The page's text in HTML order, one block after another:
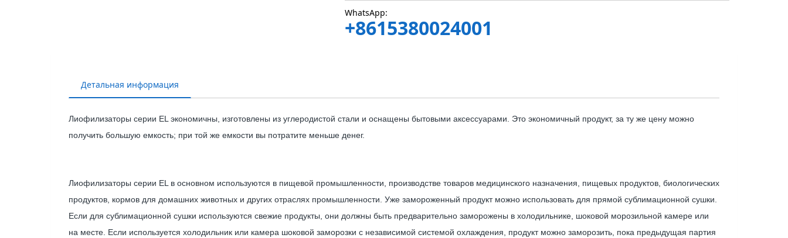
WhatsApp:
+8615380024001
Детальная информация
Лиофилизаторы серии EL экономичны, изготовлены из углеродистой стали и оснащены бытовыми аксессуарами. Это экономичный продукт, за ту же цену можно
получить большую емкость; при той же емкости вы потратите меньше денег.
Лиофилизаторы серии EL в основном используются в пищевой промышленности, производстве товаров медицинского назначения, пищевых продуктов, биологических
продуктов, кормов для домашних животных и других отраслях промышленности. Уже замороженный продукт можно использовать для прямой сублимационной сушки.
Если для сублимационной сушки используются свежие продукты, они должны быть предварительно заморожены в холодильнике, шоковой морозильной камере или
на месте. Если используется холодильник или камера шоковой заморозки с независимой системой охлаждения, продукт можно заморозить, пока предыдущая партия